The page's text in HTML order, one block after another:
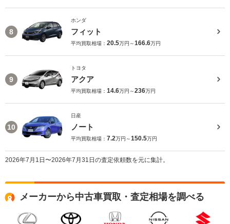
8
ホンダ
フィット
平均買取相場： 20.5万円～166.6万円
9
トヨタ
アクア
平均買取相場： 14.6万円～236万円
10
日産
ノート
平均買取相場： 7.2万円～150.5万円
2026年7月1日〜2026年7月31日の査定依頼数を元に集計。
メーカーから中古車買取・査定相場を調べる